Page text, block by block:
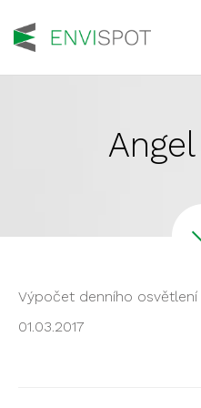
Výpočet denního osvětlení
01.03.2017